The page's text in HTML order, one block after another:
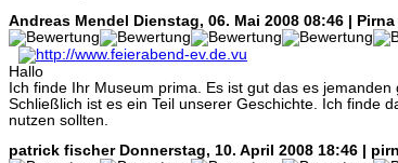
Andreas Mendel Dienstag, 06. Mai 2008 08:46 | Pirna
Hallo
Ich finde Ihr Museum prima. Es ist gut das es jemanden
Schließlich ist es ein Teil unserer Geschichte. Ich finde
nutzen sollten.
patrick fischer Donnerstag, 10. April 2008 18:46 |